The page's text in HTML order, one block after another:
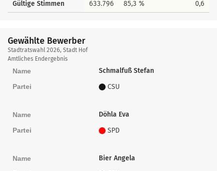
Gültige Stimmen 633.796 85,3 % 0,6
Gewählte Bewerber
Gewählte
Bewerber
Stadtratswahl 2026, Stadt Hof
Amtliches Endergebnis
Name Schmalfuß Stefan
Partei CSU
Name Döhla Eva
Partei SPD
Name Bier Angela